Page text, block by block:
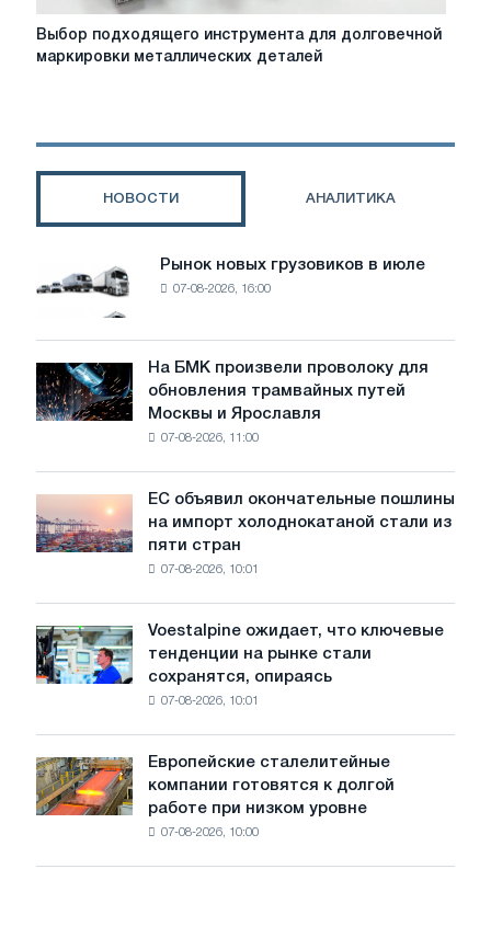
Выбор
маркировки
Выбор подходящего инструмента для долговечной
маркировки металлических деталей
НОВОСТИ АНАЛИТИКА
Рынок
новых
грузовиков
в
июле
Рынок новых грузовиков в июле
07-08-2026, 16:00
На
БМК
произвели
трамвайных
путей
Ярославля
На БМК произвели проволоку для
обновления трамвайных путей
Москвы и Ярославля
07-08-2026, 11:00
объявил
окончательные
холоднокатаной
стали
стран
ЕС объявил окончательные пошлины
на импорт холоднокатаной стали из
пяти стран
07-08-2026, 10:01
Voestalpine
ожидает,
что
рынке
стали
на
Voestalpine ожидает, что ключевые
тенденции на рынке стали
сохранятся, опираясь
07-08-2026, 10:01
Европейские
сталелитейные
компании
Европейские сталелитейные
компании готовятся к долгой
работе при низком уровне
07-08-2026, 10:00